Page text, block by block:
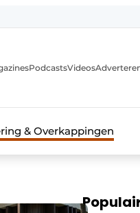
PodcastsVideos
& Overkappingen